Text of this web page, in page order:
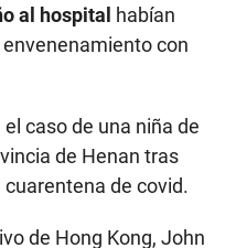
al hospital habían
con
caso de una niña de
de Henan tras
de covid.
de Hong Kong, John